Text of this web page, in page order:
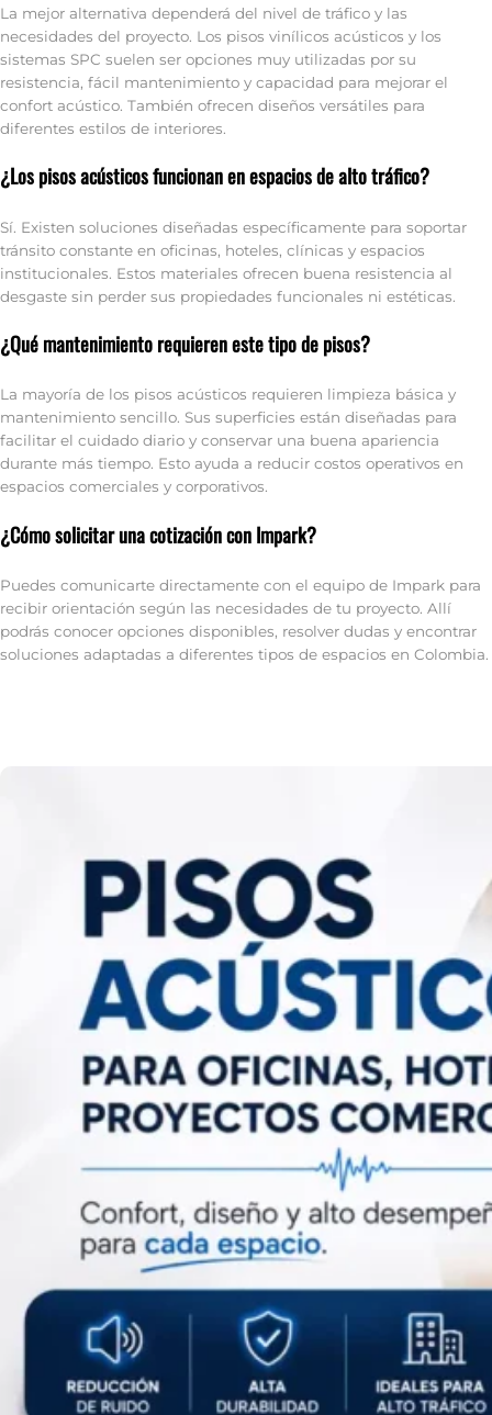
La mejor alternativa dependerá del nivel de tráfico y las
necesidades del proyecto. Los pisos vinílicos acústicos y los
sistemas SPC suelen ser opciones muy utilizadas por su
resistencia, fácil mantenimiento y capacidad para mejorar el
confort acústico. También ofrecen diseños versátiles para
diferentes estilos de interiores.
¿Los pisos acústicos funcionan en espacios de alto tráfico?
Sí. Existen soluciones diseñadas específicamente para soportar
tránsito constante en oficinas, hoteles, clínicas y espacios
institucionales. Estos materiales ofrecen buena resistencia al
desgaste sin perder sus propiedades funcionales ni estéticas.
¿Qué mantenimiento requieren este tipo de pisos?
La mayoría de los pisos acústicos requieren limpieza básica y
mantenimiento sencillo. Sus superficies están diseñadas para
facilitar el cuidado diario y conservar una buena apariencia
durante más tiempo. Esto ayuda a reducir costos operativos en
espacios comerciales y corporativos.
¿Cómo solicitar una cotización con Impark?
Puedes comunicarte directamente con el equipo de Impark para
recibir orientación según las necesidades de tu proyecto. Allí
podrás conocer opciones disponibles, resolver dudas y encontrar
soluciones adaptadas a diferentes tipos de espacios en Colombia.